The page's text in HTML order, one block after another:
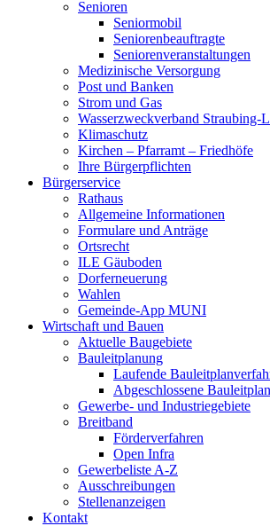
Senioren
Seniormobil
Seniorenbeauftragte
Seniorenveranstaltungen
Medizinische Versorgung
Post und Banken
Strom und Gas
Wasserzweckverband Straubing-
Klimaschutz
Kirchen – Pfarramt – Friedhöfe
Ihre Bürgerpflichten
Bürgerservice
Rathaus
Allgemeine Informationen
Formulare und Anträge
Ortsrecht
ILE Gäuboden
Dorferneuerung
Wahlen
Gemeinde-App MUNI
Wirtschaft und Bauen
Aktuelle Baugebiete
Bauleitplanung
Laufende
Abgeschlossene
Gewerbe- und Industriegebiete
Breitband
Förderverfahren
Open Infra
Gewerbeliste A-Z
Ausschreibungen
Stellenanzeigen
Kontakt